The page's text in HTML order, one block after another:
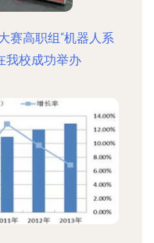
赛高职组“机器人系
我校成功举办